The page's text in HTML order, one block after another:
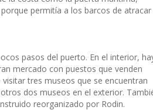
permitía a los barcos de atracar
pasos del puerto. En el interior,
mercado con puestos que venden
tres museos que se encuentran
dos museos en el exterior.
reorganizado por Rodin.